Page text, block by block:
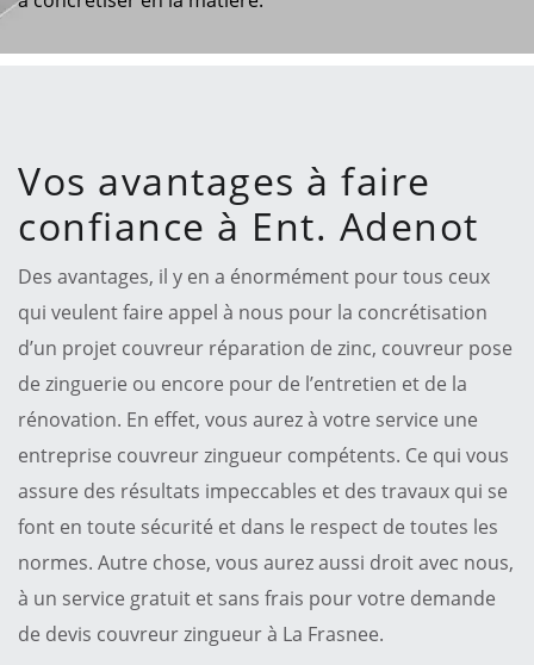
Vos avantages à faire
confiance à Ent. Adenot
Des avantages, il y en a énormément pour tous ceux
qui veulent faire appel à nous pour la concrétisation
d’un projet couvreur réparation de zinc, couvreur pose
de zinguerie ou encore pour de l’entretien et de la
rénovation. En effet, vous aurez à votre service une
entreprise couvreur zingueur compétents. Ce qui vous
assure des résultats impeccables et des travaux qui se
font en toute sécurité et dans le respect de toutes les
normes. Autre chose, vous aurez aussi droit avec nous,
à un service gratuit et sans frais pour votre demande
de devis couvreur zingueur à La Frasnee.